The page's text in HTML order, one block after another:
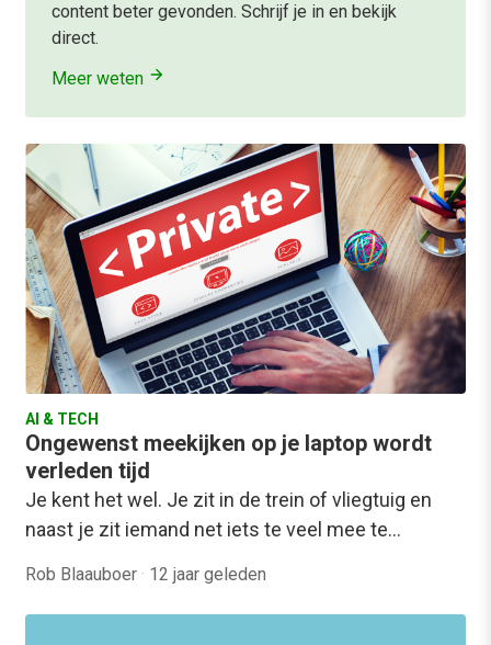
content beter gevonden. Schrijf je in en bekijk
direct.
Meer weten
AI & TECH
Ongewenst meekijken op je laptop wordt
verleden tijd
Je kent het wel. Je zit in de trein of vliegtuig en
naast je zit iemand net iets te veel mee te…
Rob Blaauboer · 12 jaar geleden